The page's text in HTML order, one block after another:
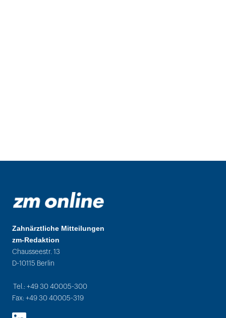
Zahnärztliche Mitteilungen
zm-Redaktion
Chausseestr. 13
D-10115 Berlin
Tel.: +49 30 40005-300
Fax: +49 30 40005-319